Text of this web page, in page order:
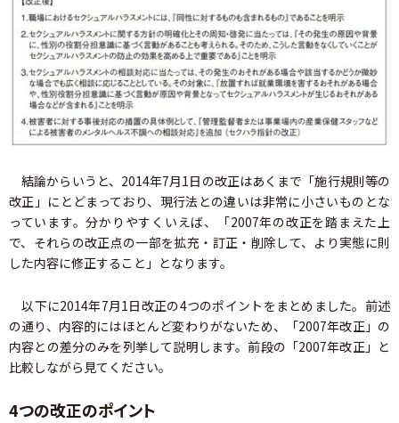
結論からいうと、2014年7月1日の改正はあくまで「施行規則等の
改正」にとどまっており、現行法との違いは非常に小さいものとな
っています。分かりやすくいえば、「2007年の改正を踏まえた上
で、それらの改正点の一部を拡充・訂正・削除して、より実態に則
した内容に修正すること」となります。
以下に2014年7月1日改正の4つのポイントをまとめました。前述
の通り、内容的にはほとんど変わりがないため、「2007年改正」の
内容との差分のみを列挙して説明します。前段の「2007年改正」と
比較しながら見てください。
4つの改正のポイント